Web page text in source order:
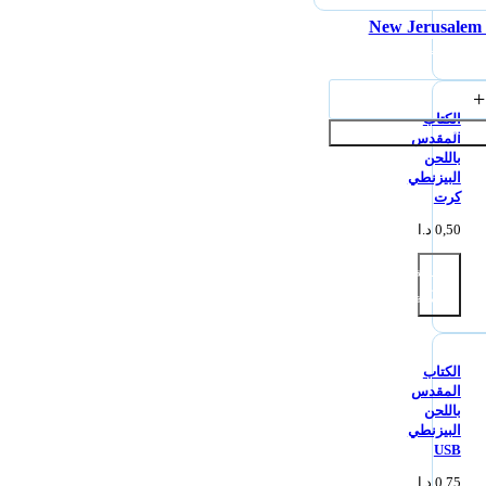
قراءة
الكتاب
المقدس
باللحن
البيزنطي
كرت
0,50 د.ا
إضافة
السلة
الكتاب
المقدس
باللحن
البيزنطي
USB
0,75 د.ا
New
إضافة إلى السلة